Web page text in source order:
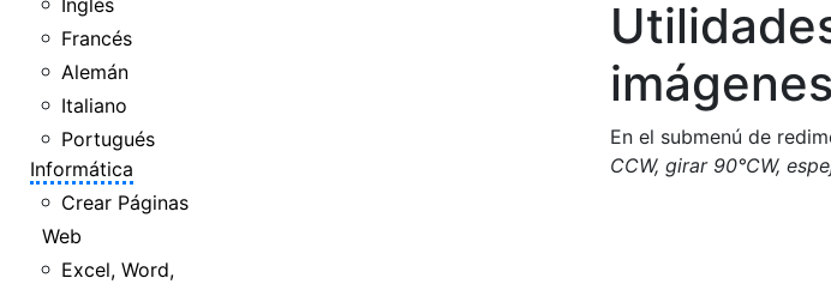
Francés
Alemán
Italiano
Portugués
Informática
Crear Páginas
Web
Excel, Word,
imágenes
En el submenú de
CCW, girar 90°CW,